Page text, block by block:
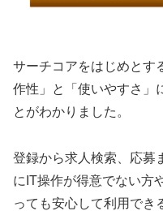
サーチコアをはじめとす
作性」と「使いやすさ」
とがわかりました。
登録から求人検索、応募
にIT操作が得意でない方
っても安心して利用でき